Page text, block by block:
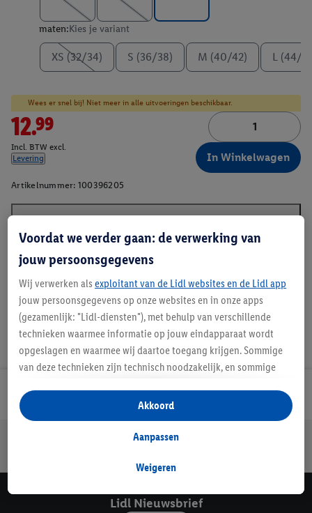
maten:Kies je variant
XS (32/34) S (36/38) M (40/42) L (44/
Wees er snel bij! Niet meer in alle uitvoeringen beschikbaar.
12.99
Incl. BTW excl.
Levering
In Winkelwagen
Artikelnummer: 100396205
Beschrijving
Lidl Nieuwsbrief
Jouw voordelen bij ons als Lidl webshop klant
Lidl Nieuwsbrief
Voordat we verder gaan: de verwerking van
jouw persoonsgegevens
Wij verwerken als exploitant van de Lidl websites en de Lidl app
jouw persoonsgegevens op onze websites en in onze apps
(gezamenlijk: "Lidl-diensten"), met behulp van verschillende
technieken waarmee informatie op jouw eindapparaat wordt
opgeslagen en waarmee wij daartoe toegang krijgen. Sommige
van deze technieken zijn technisch noodzakelijk, en sommige
opslaan van voorkeursinstellingen, het verzamelen en
analyseren van statistieken of voor het tonen van
gepersonaliseerde reclame binnen en buiten de Lidl-diensten.
gegevens over jouw aankoopgedrag in de winkel ook voor de
Als je hier toestemming geeft aan ons voor het personaliseren
Weigeren
Aanpassen
Akkoord